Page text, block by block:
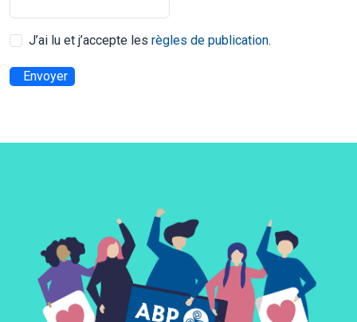
J’ai lu et j’accepte les règles de publication.
Envoyer